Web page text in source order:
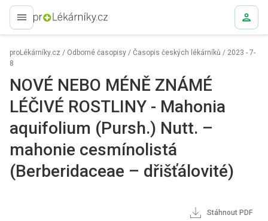
proLékaře.cz
proLékárníky.cz / Odborné časopisy / Časopis českých lékárníků / 2023 - 7-
8
NOVÉ NEBO MÉNĚ ZNÁMÉ
LÉČIVÉ ROSTLINY - Mahonia
aquifolium (Pursh.) Nutt. –
mahonie cesmínolistá
(Berberidaceae – dřišťálovité)
Stáhnout PDF